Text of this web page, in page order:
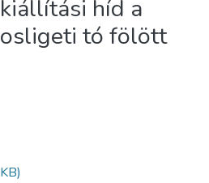
híd a
tó fölött